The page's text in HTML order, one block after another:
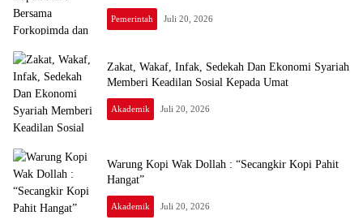
Pemerintah Juli 20, 2026
Zakat, Wakaf, Infak, Sedekah Dan Ekonomi Syariah
Memberi Keadilan Sosial Kepada Umat
Akademik Juli 20, 2026
Warung Kopi Wak Dollah : “Secangkir Kopi Pahit
Hangat”
Akademik Juli 20, 2026